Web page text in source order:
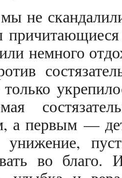
не
немного
только
а первым —
во